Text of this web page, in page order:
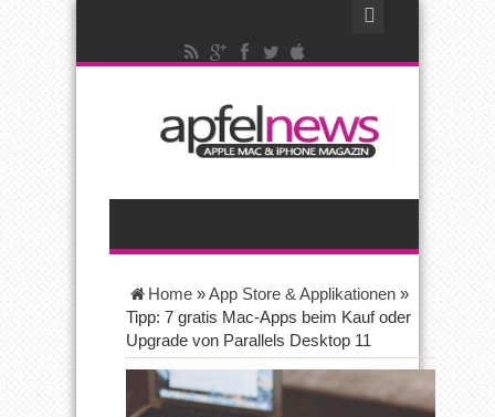
Home »App Store & Applikationen »
Tipp: 7 gratis Mac-Apps beim Kauf oder
Upgrade von Parallels Desktop 11